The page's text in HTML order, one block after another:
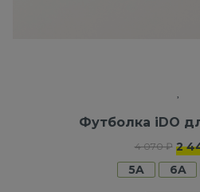
Футболка iDO
4 070 ₽ 2
5A
6A